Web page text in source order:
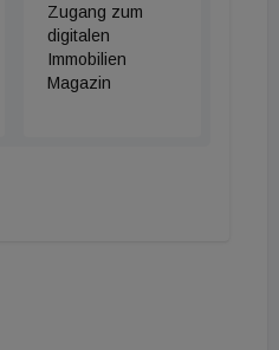
Zugang zum
digitalen
Immobilien
Magazin